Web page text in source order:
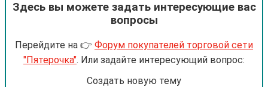
Здесь вы можете задать интересующие вас
вопросы
Перейдите на 👉 Форум покупателей торговой сети
"Пятерочка". Или задайте интересующий вопрос:
Cоздать новую тему